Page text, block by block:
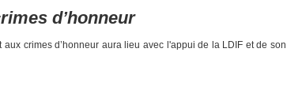
d’honneur
crimes d’honneur aura lieu avec l'appui de la LDIF et de son